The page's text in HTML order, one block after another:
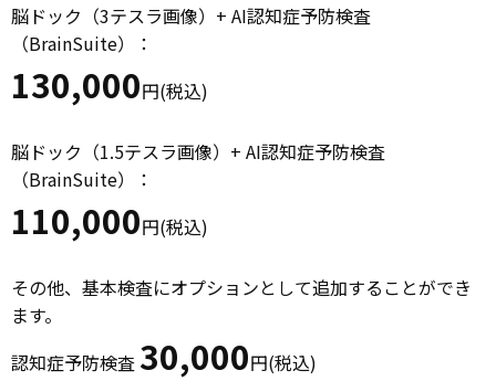
脳ドック（3テスラ画像）+ AI認知症予防検査
（BrainSuite）：
130,000円(税込)
脳ドック（1.5テスラ画像）+ AI認知症予防検査
（BrainSuite）：
110,000円(税込)
その他、基本検査にオプションとして追加することができ
ます。
認知症予防検査 30,000円(税込)